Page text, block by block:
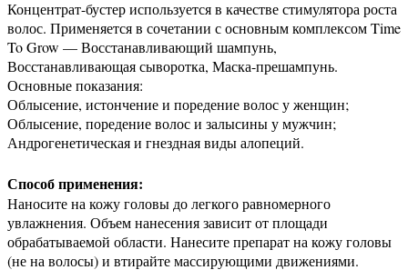
Концентрат-бустер используется в качестве стимулятора роста
волос. Применяется в сочетании с основным комплексом Time
To Grow — Восстанавливающий шампунь,
Восстанавливающая сыворотка, Маска-прешампунь.
Основные показания:
Облысение, истончение и поредение волос у женщин;
Облысение, поредение волос и залысины у мужчин;
Андрогенетическая и гнездная виды алопеций.
Способ применения:
Наносите на кожу головы до легкого равномерного
увлажнения. Объем нанесения зависит от площади
обрабатываемой области. Нанесите препарат на кожу головы
(не на волосы) и втирайте массирующими движениями.